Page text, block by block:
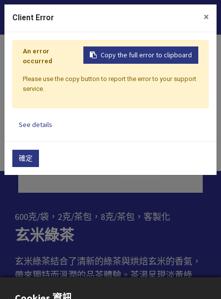
首頁 產品 茶 綠茶 玄米綠茶
玄米綠茶
600克/袋，2克/茶包，8克/茶包，客製化
玄米綠茶結合了清新的綠茶與烘焙玄米的香氣，
帶來獨特而溫潤的品茶體驗。茶湯呈現淡黃綠
Client Error ×
Copy the full error to clipboard
An error
occurred
Please use the copy button to report the error to your support
service.
See details
確定